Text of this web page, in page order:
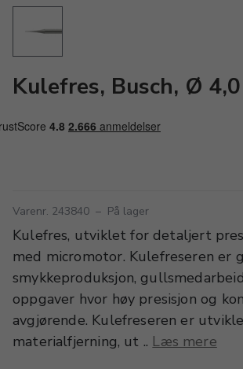
Kulefres, Busch, Ø
Varenr. 243840 – På lager
Kulefres, utviklet for detaljert
med micromotor. Kulefreseren er
smykkeproduksjon,
oppgaver hvor høy presisjon og
avgjørende. Kulefreseren er
materialfjerning, ut .. Læs mere